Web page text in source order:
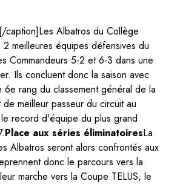
Albatros du Collège
meilleures équipes défensives du
Commandeurs 5-2 et 6-3 dans une
Ils concluent donc la saison avec
rang du classement général de la
meilleur passeur du circuit au
record d'équipe du plus grand
Place aux séries éliminatoiresLa
Albatros seront alors confrontés aux
donc le parcours vers la
marche vers la Coupe TELUS, le